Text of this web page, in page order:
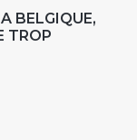
BELGIQUE,
TROP